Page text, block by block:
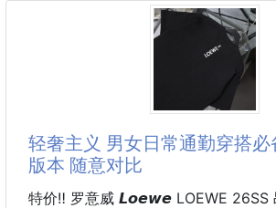
吸濕速乾，乾爽無憂💨遠離細菌霉斑
✔️蓬鬆軟綿不掉毛，舒適無刺激👍
親膚面料，手感蓬鬆，綿柔舒適
· 260克100% 纯棉双纱汗布面料
· 面部无尘烧毛工艺 底部吸毛 环保活性染
· 同缸定染特种加粗32支双股1×1罗纹
颜色：黑色/白色
尺码：XS/S/M/L
轻奢主义 男女日常通勤穿搭必
版本 随意对比
特价‼️ 罗意威 𝙇𝙤𝙚𝙬𝙚 LOEWE 26SS 昂跑联名印花短